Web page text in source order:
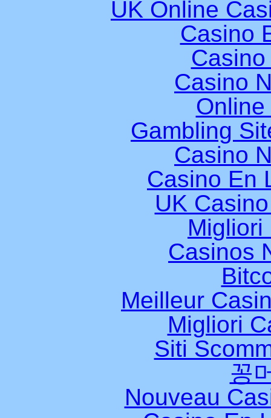
UK Online
Casino
Casino
Gambling
Casino
Casino En
UK
Migliori
Casinos
Meilleur
Migliori
Siti
꽁
Nouveau